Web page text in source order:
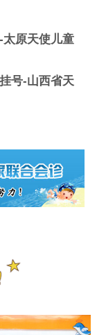
原天使儿童
号-山西省天